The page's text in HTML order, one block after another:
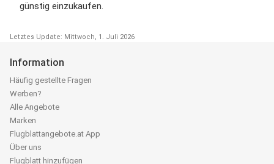
günstig einzukaufen.
Letztes Update: Mittwoch, 1. Juli 2026
Information
Häufig gestellte Fragen
Werben?
Alle Angebote
Marken
Flugblattangebote.at App
Über uns
Flugblatt hinzufügen